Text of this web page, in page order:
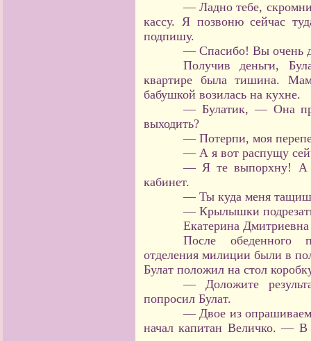
— Ладно тебе,
кассу. Я позвоню сейчас
подпишу.
— Спасибо! Вы очень
Получив деньги,
квартире была тишина.
бабушкой возилась на кухне.
— Булатик, — Она
выходить?
— Потерпи, моя
— А я вот распущу
— Я те выпорхну! А
кабинет.
— Ты куда меня
— Крылышки
Екатерина Дмитриевна
После обеденного
отделения милиции были в
Булат положил на стол
— Доложите
попросил Булат.
— Двое из
начал капитан Величко. — В